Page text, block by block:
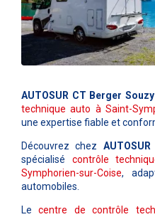
AUTOSUR CT Berger Souzy
technique auto à Saint-
une expertise fiable et
Découvrez chez
spécialisé contrôle
Symphorien-sur-Coise,
automobiles.
Lecentre de contrôle